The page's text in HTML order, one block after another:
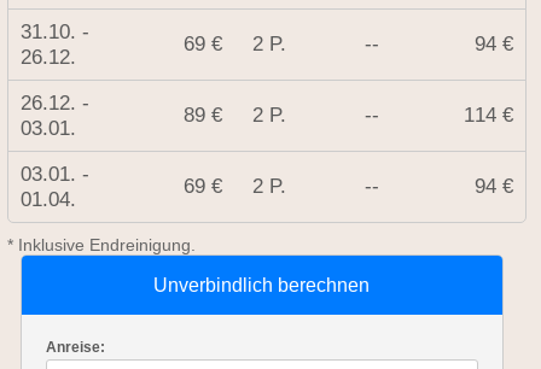
31.10. -
26.12.
69 € 2 P. -- 94 €
26.12. -
03.01.
89 € 2 P. -- 114 €
03.01. -
01.04.
69 € 2 P. -- 94 €
* Inklusive Endreinigung.
Unverbindlich berechnen
Anreise: